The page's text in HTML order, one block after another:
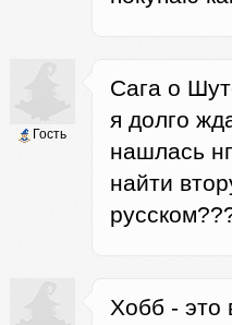
Гость
Cага о
я долго
нашлась
найти
Хобб - это